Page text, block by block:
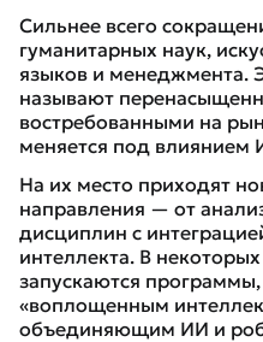
Сильнее всего
гуманитарных наук,
языков и менеджмента.
называют
востребованными на
меняется под влиянием
На их место приходят
направления — от
дисциплин с
интеллекта. В
запускаются
«воплощенным
объединяющим ИИ и